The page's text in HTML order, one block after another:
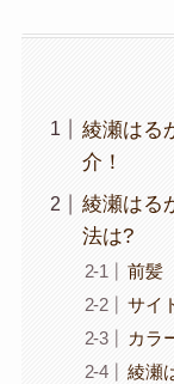
綾瀬はる
介！
綾瀬はる
法は?
前髪
サイ
カラ
綾瀬